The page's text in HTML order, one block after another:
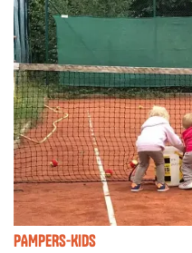
PAMPERS-KIDS